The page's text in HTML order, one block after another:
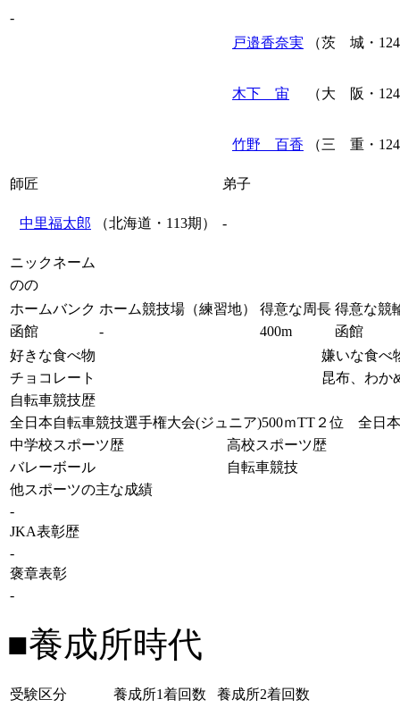
-
戸邉香奈実 （茨 城・
木下 宙 （大 阪・
竹野 百香 （三 重・
師匠 弟子
中里福太郎 （北海道・113期） -
ニックネーム
のの
ホームバンク ホーム競技場（練習地） 得意な周長 得意な競
函館
- 400m
函館
好きな食べ物
嫌いな食べ
チョコレート
昆布、わか
自転車競技歴
全日本自転車競技選手権大会(ジュニア)500ｍTT２位 全日
中学校スポーツ歴
高校スポーツ歴
バレーボール
自転車競技
他スポーツの主な成績
-
JKA表彰歴
-
褒章表彰
-
■養成所時代
受験区分 養成所1着回数
養成所2着回数